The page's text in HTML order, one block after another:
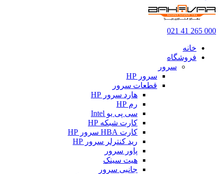
000 265 41 021
خانه
فروشگاه
سرور
سرور HP
قطعات سرور
هارد سرور HP
رم HP
سی پی یو Intel
کارت شبکه HP
کارت HBA سرور HP
رید کنترلر سرور HP
پاور سرور
هیت سینک
جانبی سرور